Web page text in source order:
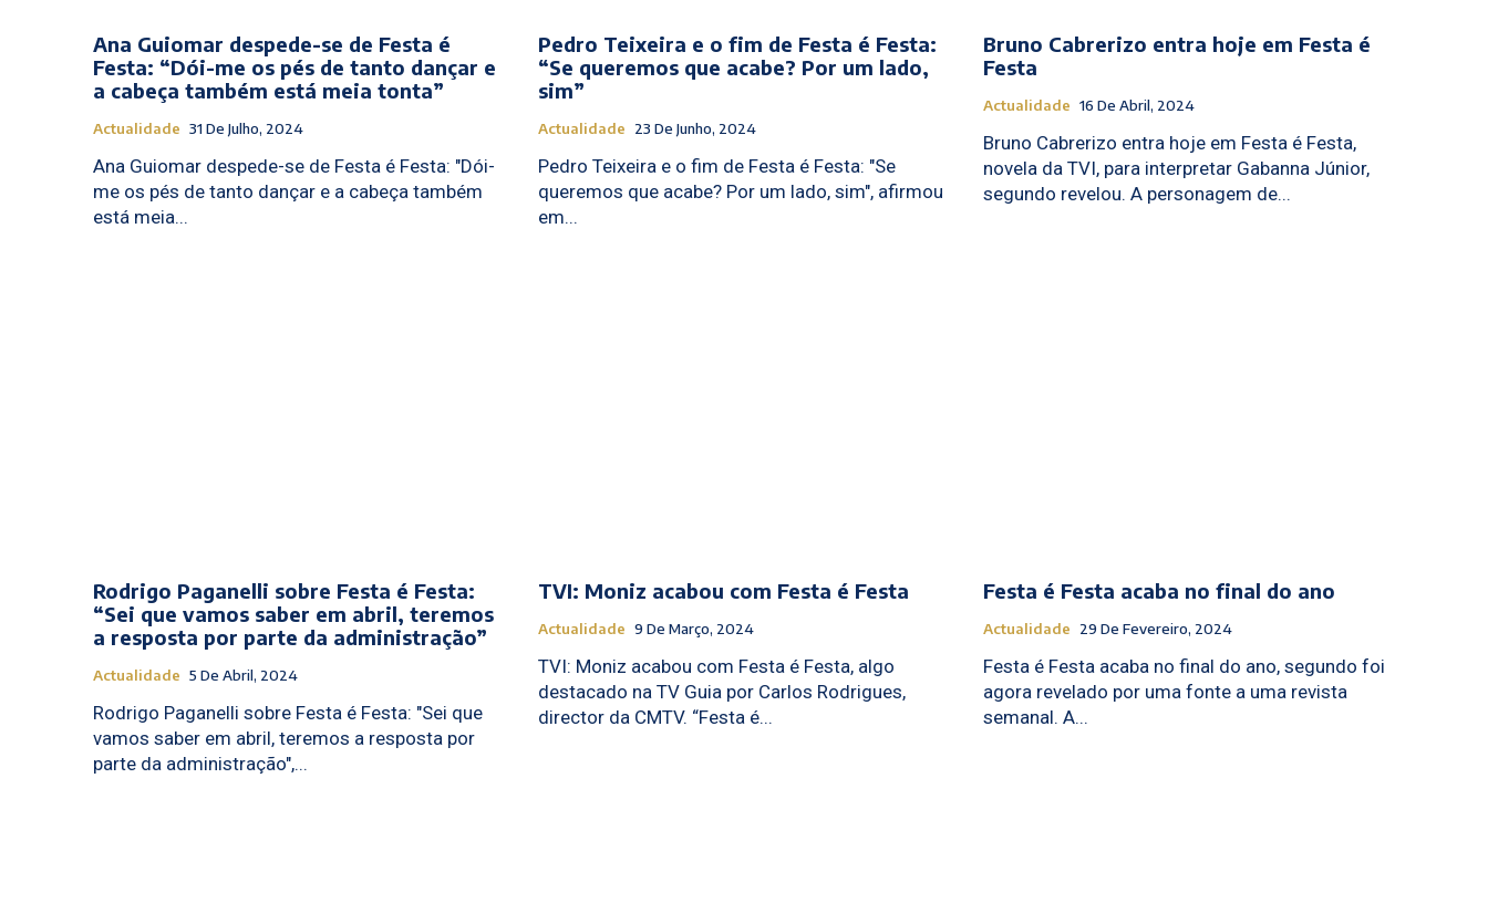
Ana Guiomar despede-se de Festa é
Festa: “Dói-me os pés de tanto dançar e
a cabeça também está meia tonta”
Actualidade 31 De Julho, 2024
Ana Guiomar despede-se de Festa é Festa: "Dói-
me os pés de tanto dançar e a cabeça também
está meia...
Pedro Teixeira e o fim de Festa é Festa:
“Se queremos que acabe? Por um lado,
sim”
Actualidade 23 De Junho, 2024
Pedro Teixeira e o fim de Festa é Festa: "Se
queremos que acabe? Por um lado, sim", afirmou
em...
Bruno Cabrerizo entra hoje em Festa é
Festa
Actualidade 16 De Abril, 2024
Bruno Cabrerizo entra hoje em Festa é Festa,
novela da TVI, para interpretar Gabanna Júnior,
segundo revelou. A personagem de...
Rodrigo Paganelli sobre Festa é Festa:
“Sei que vamos saber em abril, teremos
a resposta por parte da administração”
Actualidade 5 De Abril, 2024
Rodrigo Paganelli sobre Festa é Festa: "Sei que
vamos saber em abril, teremos a resposta por
parte da administração",...
TVI: Moniz acabou com Festa é Festa
Actualidade 9 De Março, 2024
TVI: Moniz acabou com Festa é Festa, algo
destacado na TV Guia por Carlos Rodrigues,
director da CMTV. “Festa é...
Festa é Festa acaba no final do ano
Actualidade 29 De Fevereiro, 2024
Festa é Festa acaba no final do ano, segundo foi
agora revelado por uma fonte a uma revista
semanal. A...